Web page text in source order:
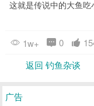
这就是传说中的大鱼吃
1w+ 0
返回 钓鱼杂谈
广告